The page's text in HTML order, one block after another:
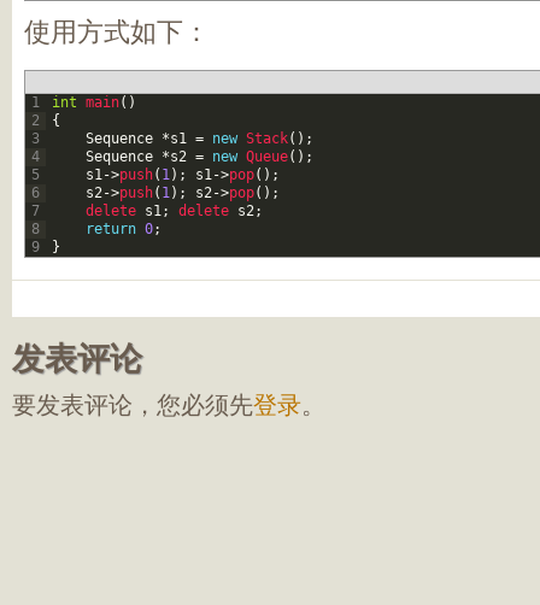
使用方式如下：
1
2
3
4
5
6
7
8
9
int main( )
{
Sequence *s1 = new Stack( ) ;
Sequence *s2 = new Queue( ) ;
s1->push( 1) ; s1->pop( ) ;
s2->push( 1) ; s2->pop( ) ;
delete s1; delete s2;
return 0;
}
发表评论
要发表评论，您必须先登录。